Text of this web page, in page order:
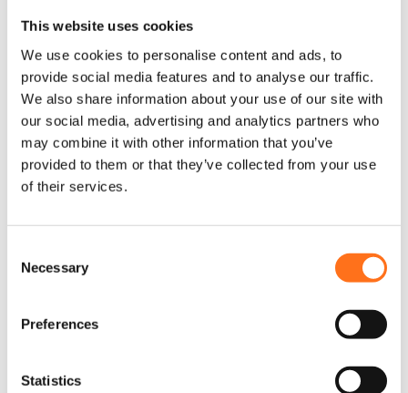
This website uses cookies
We use cookies to personalise content and ads, to
provide social media features and to analyse our traffic.
We also share information about your use of our site with
our social media, advertising and analytics partners who
may combine it with other information that you’ve
provided to them or that they’ve collected from your use
of their services.
Necessary
Preferences
Statistics
ontworpen om de zwaarste weersomstandigheden te
doorstaan en bieden ze heldere verlichting die lang meegaat.
Of je nu op zoek bent naar een 50-inch gebogen LED bar of een
kleinere optie voor specifieke behoeften, we hebben voor ieder
wat wils. Upgrade je verlichting en ga vol vertrouwen de
zwaarste trails tegemoet.
Upgrade de Verlichting van je
Camper met Prestaties van LED
Bars voor Off-Roaden